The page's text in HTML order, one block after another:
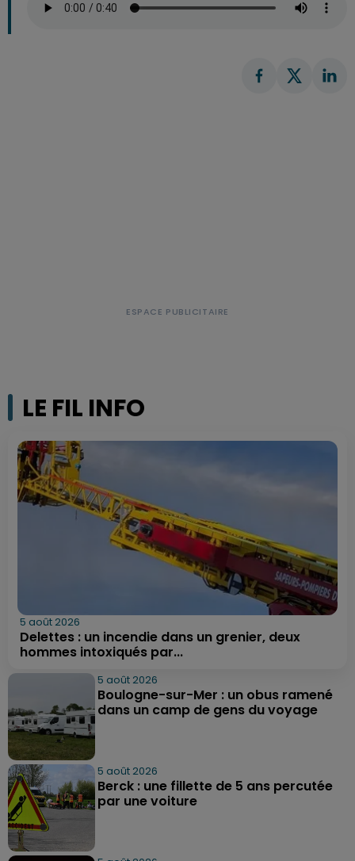
LE FIL INFO
5 août 2026
Delettes : un incendie dans un grenier, deux
hommes intoxiqués par...
5 août 2026
Boulogne-sur-Mer : un obus ramené
dans un camp de gens du voyage
5 août 2026
Berck : une fillette de 5 ans percutée
par une voiture